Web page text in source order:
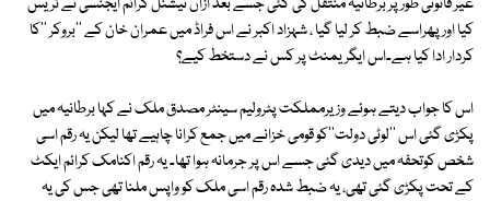
کیا اور پھراسے ضبط کر لیا گیا ، شہزاد اکبر نے اس فراڈ میں عمران خان کے ''بروکر ''کا
کردار ادا کیا ہے۔اس ایگریمنٹ پر کس نے دستخط کیے؟
اس کا جواب دیتے ہوئے وزیرمملکت پٹرولیم سینٹر مصدق ملک نے کہا برطانیہ میں
پکڑی گئی اس ''لوٹی دولت''کو قومی خزانے میں جمع کرانا چاہیے تھا لیکن یہ رقم اسی
شخص کوتحفہ میں دیدی گئی جسے اس پر جرمانہ ہوا تھا۔ یہ رقم اکنامک کرائم ایکٹ
کے تحت پکڑی گئی تھی، یہ ضبط شدہ رقم اسی ملک کو واپس ملنا تھی جس کی یہ